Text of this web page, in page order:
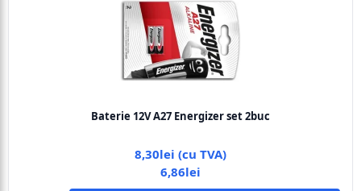
Baterie 12V A27 Energizer set 2buc
8,30lei (cu TVA)
6,86lei